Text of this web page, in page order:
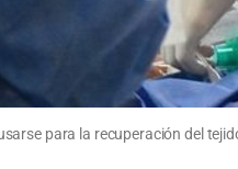
para la recuperación del